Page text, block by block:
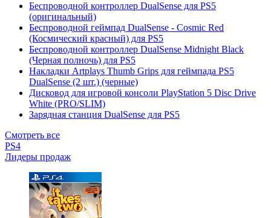
Беспроводной контроллер DualSense для PS5
(оригинальный)
Беспроводной геймпад DualSense - Cosmic Red
(Космический красный) для PS5
Беспроводной контроллер DualSense Midnight Black
(Черная полночь) для PS5
Накладки Artplays Thumb Grips для геймпада PS5
DualSense (2 шт.) (черные)
Дисковод для игровой консоли PlayStation 5 Disc Drive
White (PRO/SLIM)
Зарядная станция DualSense для PS5
Смотреть все
PS4
Лидеры продаж